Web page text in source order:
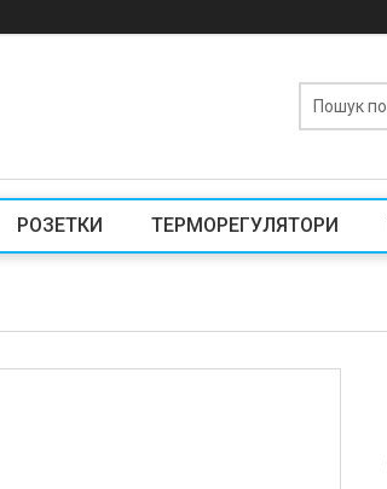
РОЗЕТКИ ТЕРМОРЕГУЛЯТОРИ